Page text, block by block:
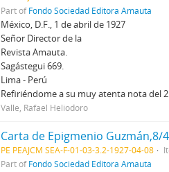
Part ofFondo Sociedad Editora Amauta
México, D.F., 1 de abril de 1927
Señor Director de la
Revista Amauta.
Sagástegui 669.
Lima - Perú
Refiriéndome a su muy atenta nota del
Valle, Rafael Heliodoro
Carta de Epigmenio Guzmán,8/
PE PEAJCM SEA-F-01-03-3.2-1927-04-08
Part ofFondo Sociedad Editora Amauta